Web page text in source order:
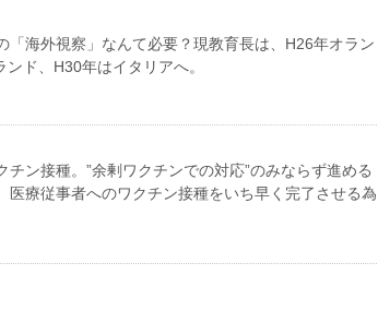
「海外視察」なんて必要？現教育長は、H26年オラン
ド、H30年はイタリアへ。
チン接種。”余剰ワクチンでの対応”のみならず進める
医療従事者へのワクチン接種をいち早く完了させる為